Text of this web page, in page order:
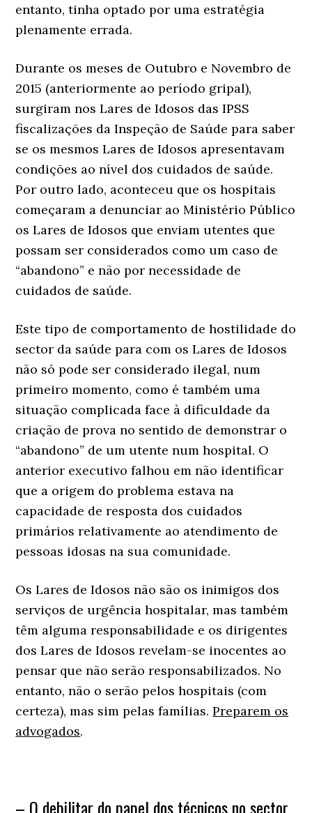
entanto, tinha optado por uma estratégia
plenamente errada.
Durante os meses de Outubro e Novembro de
2015 (anteriormente ao período gripal),
surgiram nos Lares de Idosos das IPSS
fiscalizações da Inspeção de Saúde para saber
se os mesmos Lares de Idosos apresentavam
condições ao nível dos cuidados de saúde.
Por outro lado, aconteceu que os hospitais
começaram a denunciar ao Ministério Público
os Lares de Idosos que enviam utentes que
possam ser considerados como um caso de
“abandono” e não por necessidade de
cuidados de saúde.
Este tipo de comportamento de hostilidade do
sector da saúde para com os Lares de Idosos
não só pode ser considerado ilegal, num
primeiro momento, como é também uma
situação complicada face à dificuldade da
criação de prova no sentido de demonstrar o
“abandono” de um utente num hospital. O
anterior executivo falhou em não identificar
que a origem do problema estava na
capacidade de resposta dos cuidados
primários relativamente ao atendimento de
pessoas idosas na sua comunidade.
Os Lares de Idosos não são os inimigos dos
serviços de urgência hospitalar, mas também
têm alguma responsabilidade e os dirigentes
dos Lares de Idosos revelam-se inocentes ao
pensar que não serão responsabilizados. No
entanto, não o serão pelos hospitais (com
certeza), mas sim pelas famílias.Preparem os
advogados.
– O debilitar do papel dos técnicos no sector